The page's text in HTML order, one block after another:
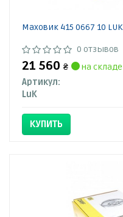
Маховик 415 0667 10 LUK
0 отзывов
21 560 ₴
на складе
Артикул:
LuK
КУПИТЬ